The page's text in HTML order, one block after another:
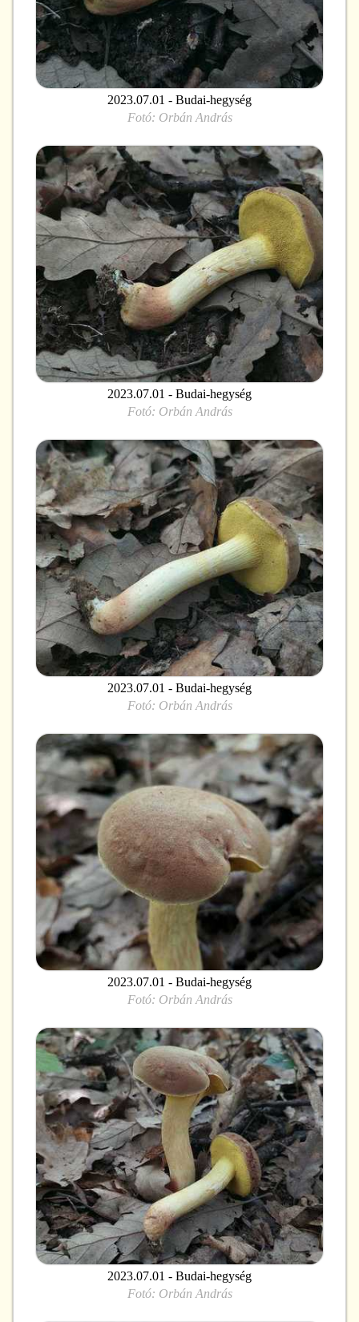
2023.07.01 - Budai-hegység
Fotó: Orbán András
2023.07.01 - Budai-hegység
Fotó: Orbán András
2023.07.01 - Budai-hegység
Fotó: Orbán András
2023.07.01 - Budai-hegység
Fotó: Orbán András
2023.07.01 - Budai-hegység
Fotó: Orbán András